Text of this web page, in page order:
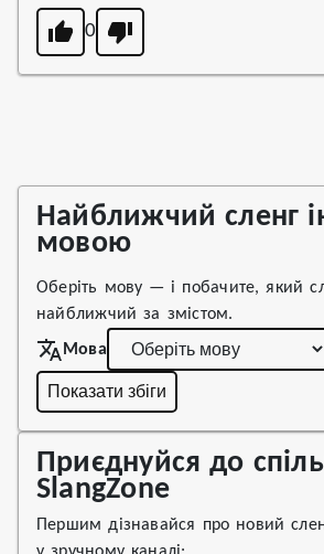
0
Найближчий сленг
мовою
Оберіть мову — і побачите, який
найближчий за змістом.
Мова
Показати збіги
Приєднуйся до
SlangZone
Першим дізнавайся про новий